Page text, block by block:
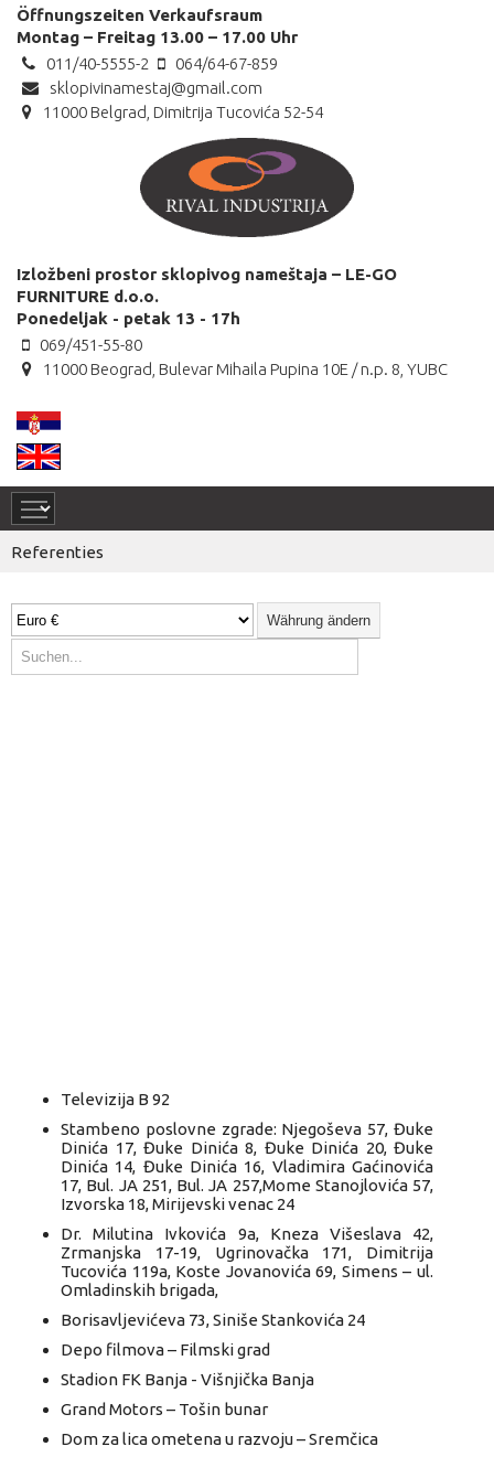
Öffnungszeiten Verkaufsraum
Montag – Freitag 13.00 – 17.00 Uhr
011/40-5555-2
064/64-67-859
sklopivinamestaj@gmail.com
11000 Belgrad, Dimitrija Tucovića 52-54
Izložbeni prostor sklopivog nameštaja – LE-GO
FURNITURE d.o.o.
Ponedeljak - petak 13 - 17h
069/451-55-80
11000 Beograd, Bulevar Mihaila Pupina 10E / n.p. 8, YUBC
Referenties
Televizija B 92
Stambeno poslovne zgrade: Njegoševa 57, Đuke
Dinića 17, Đuke Dinića 8, Đuke Dinića 20, Đuke
Dinića 14, Đuke Dinića 16, Vladimira Gaćinovića
17, Bul. JA 251, Bul. JA 257,Mome Stanojlovića 57,
Izvorska 18, Mirijevski venac 24
Dr. Milutina Ivkovića 9a, Kneza Višeslava 42,
Zrmanjska 17-19, Ugrinovačka 171, Dimitrija
Tucovića 119a, Koste Jovanovića 69, Simens – ul.
Omladinskih brigada,
Borisavljevićeva 73, Siniše Stankovića 24
Depo filmova – Filmski grad
Stadion FK Banja - Višnjička Banja
Grand Motors – Tošin bunar
Dom za lica ometena u razvoju – Sremčica